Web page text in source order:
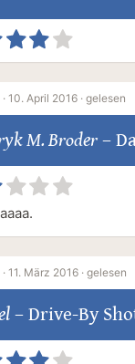
· 10. April 2016 · gelesen
M. Broder–
· 11. März 2016 · gelesen
– Drive-By